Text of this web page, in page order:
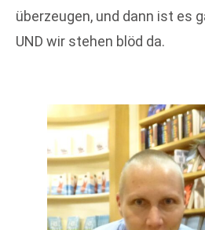
überzeugen, und dann ist es
UND wir stehen blöd da.